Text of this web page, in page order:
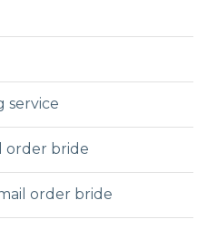
service
order bride
order bride